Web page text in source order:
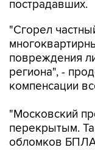
пострадавших.
"Сгорел
повреждения
региона", -
компенсации
"Московский
перекрытым.
обломков